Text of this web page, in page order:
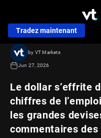
Tradez maintenant
Le dollar s’effrite
chiffres de
les grandes
commentaires
by VT Markets
Jun 27, 2026